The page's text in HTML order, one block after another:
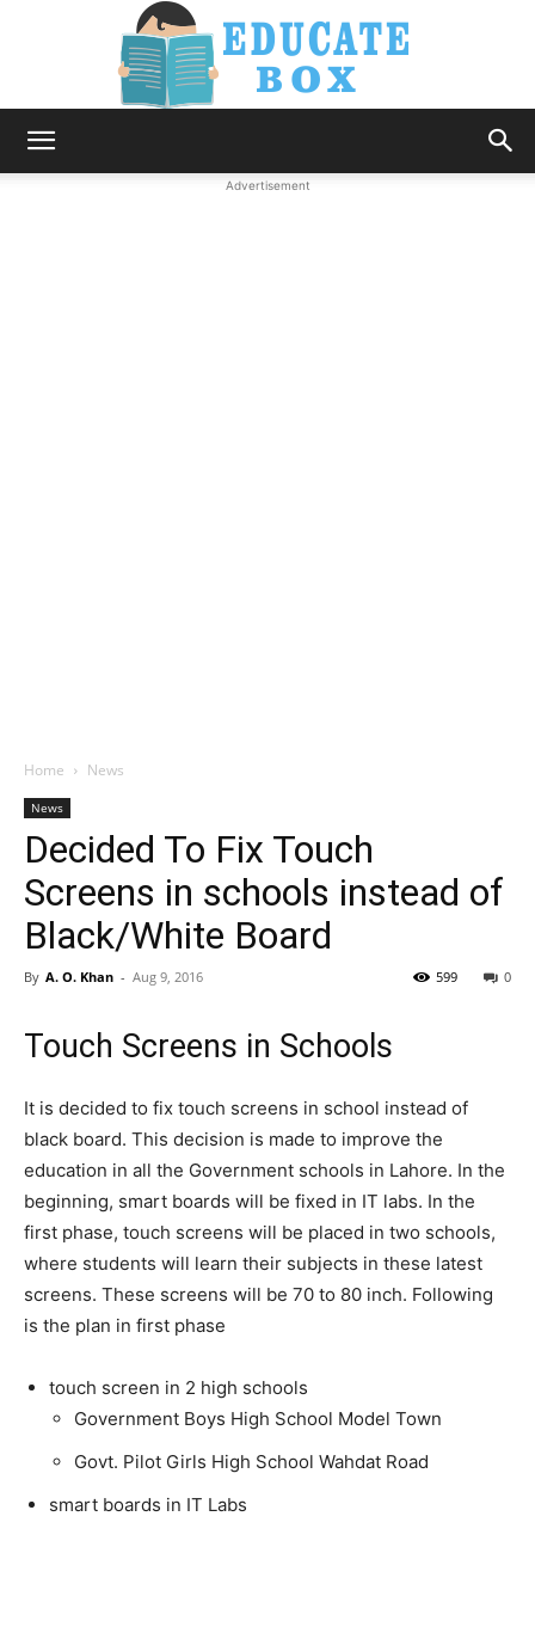
Advertisement
Home News
News
Decided To Fix Touch
Screens in schools instead of
Black/White Board
By A. O. Khan - Aug 9, 2016 0
599
Touch Screens in Schools
It is decided to fix touch screens in school instead of
black board. This decision is made to improve the
education in all the Government schools in Lahore. In the
beginning, smart boards will be fixed in IT labs. In the
first phase, touch screens will be placed in two schools,
where students will learn their subjects in these latest
screens. These screens will be 70 to 80 inch. Following
is the plan in first phase
touch screen in 2 high schools
Government Boys High School Model Town
Govt. Pilot Girls High School Wahdat Road
smart boards in IT Labs